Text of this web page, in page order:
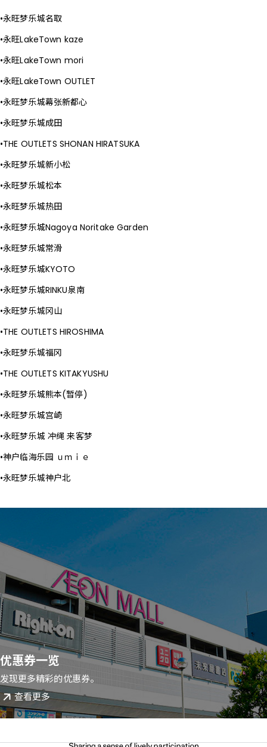
永旺梦乐城名取
永旺LakeTown kaze
永旺LakeTown mori
永旺LakeTown OUTLET
永旺梦乐城幕张新都心
永旺梦乐城成田
THE OUTLETS SHONAN HIRATSUKA
永旺梦乐城新小松
永旺梦乐城松本
永旺梦乐城热田
永旺梦乐城Nagoya Noritake Garden
永旺梦乐城常滑
永旺梦乐城KYOTO
永旺梦乐城RINKU泉南
永旺梦乐城冈山
THE OUTLETS HIROSHIMA
永旺梦乐城福冈
THE OUTLETS KITAKYUSHU
永旺梦乐城熊本(暂停)
永旺梦乐城宫崎
永旺梦乐城 冲绳 来客梦
神户临海乐园 ｕｍｉｅ
永旺梦乐城神户北
优惠券一览
发现更多精彩的优惠券。
查看更多